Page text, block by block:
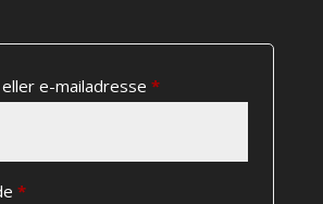
e-mailadresse *Påkrævet
*Påkrævet